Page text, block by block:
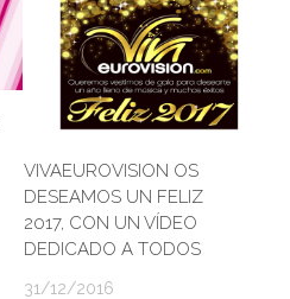
VIVAEUROVISION OS
DESEAMOS UN FELIZ
2017, CON UN VÍDEO
DEDICADO A TODOS
31/12/2016